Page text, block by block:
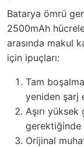
Batarya ömrü
2500mAh
arasında makul
için ipuçları:
Tam
yeniden şarj
Aşırı
gerektiğinde
Orijinal